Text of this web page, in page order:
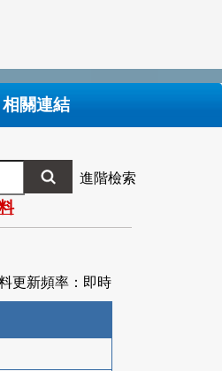
相關連結
進階檢索
更新頻率：即時